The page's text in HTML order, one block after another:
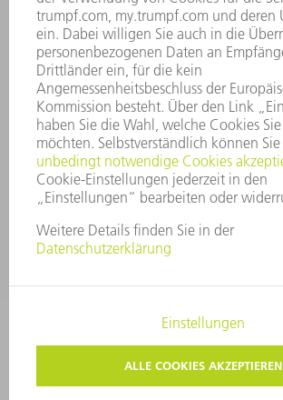
COMPLIANCE
HINWEISGEBERSYSTEM
SECURITY
PRESSEMITTEILUNGEN
MAGAZINE
LIEFERANTEN
NACHHALTIGKEIT
UMWELT & KLIMA
SOZIALES & GESELLSCHAFT
UNTERNEHMENSFÜHRUNG
IMPRESSUM
DATENSCHUTZ
COPYRIGHT UND MARKENZEICHEN
PRIVATSPHÄRE-EINSTELLUNGEN